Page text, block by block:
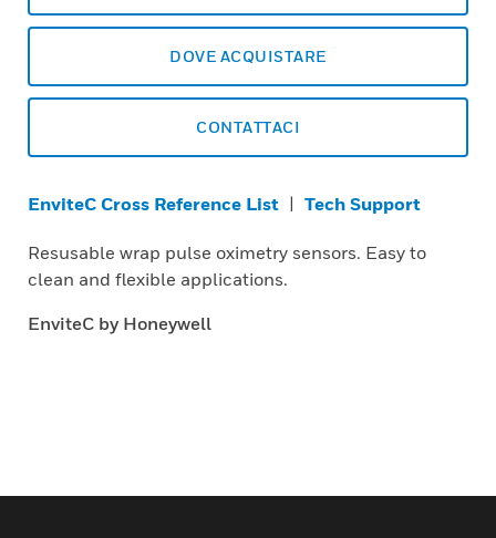
DOVE ACQUISTARE
CONTATTACI
EnviteC Cross Reference List | Tech Support
Resusable wrap pulse oximetry sensors. Easy to
clean and flexible applications.
EnviteC by Honeywell